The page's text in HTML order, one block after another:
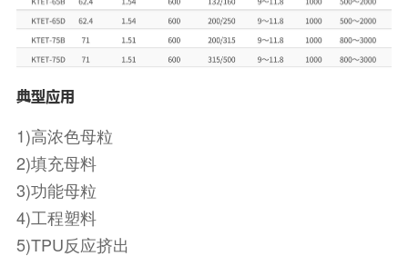
典型应用
1)高浓色母粒
2)填充母料
3)功能母粒
4)工程塑料
5)TPU反应挤出